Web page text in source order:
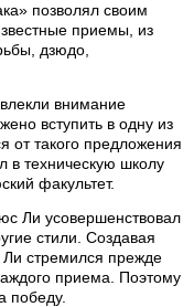
позволял своим
приемы, из
дзюдо,
внимание
вступить в одну из
от такого предложения
в техническую школу
факультет.
Ли усовершенствовал
стили. Создавая
стремился прежде
приема. Поэтому
победу.